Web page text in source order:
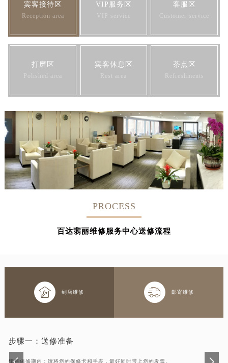
宾客接待区
Reception area
VIP服务区
VIP service
客服区
Customer service
打磨区
Polished area
宾客休息区
Rest area
茶点区
Refreshments
PROCESS
百达翡丽维修服务中心送修流程
 到店维修  邮寄维修
步骤一： 送修准备
销售保修期内：请将您的保修卡和手表，最好同时带上您的发票。